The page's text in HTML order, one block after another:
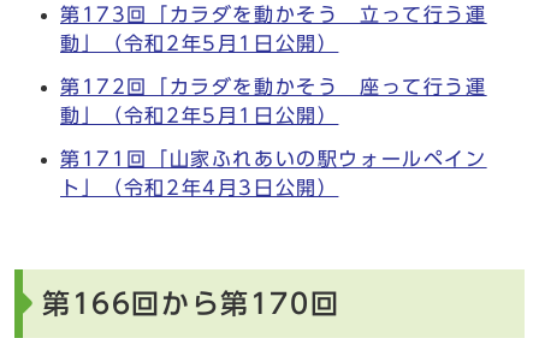
第173回「カラダを動かそう 立って行う運
動」（令和2年5月1日公開）
第172回「カラダを動かそう 座って行う運
動」（令和2年5月1日公開）
第171回「山家ふれあいの駅ウォールペイン
ト」（令和2年4月3日公開）
第166回から第170回